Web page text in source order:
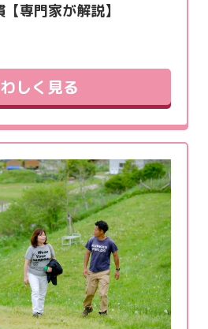
専門家が解説】
しく見る